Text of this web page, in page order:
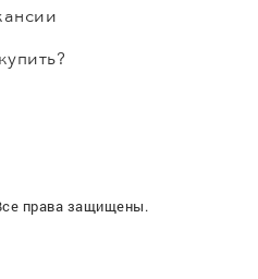
права защищены.